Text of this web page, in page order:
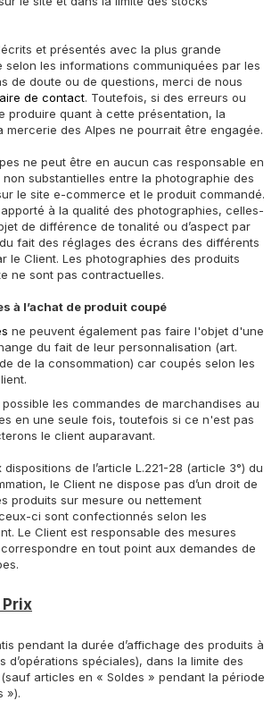
et présentés avec la plus grande
selon les informations communiquées par les
de doute ou de questions, merci de nous
de contact. Toutefois, si des erreurs ou
produire quant à cette présentation, la
mercerie des Alpes ne pourrait être engagée.
ne peut être en aucun cas responsable en
substantielles entre la photographie des
le site e-commerce et le produit commandé.
à la qualité des photographies, celles-
de différence de tonalité ou d’aspect par
fait des réglages des écrans des différents
le Client. Les photographies des produits
ne sont pas contractuelles.
à l’achat de produit coupé
ne peuvent également pas faire l'objet d'une
du fait de leur personnalisation (art.
de la consommation) car coupés selon les
les commandes de marchandises au
en une seule fois, toutefois si ce n'est pas
le client auparavant.
de l’article L.221-28 (article 3°) du
le Client ne dispose pas d’un droit de
produits sur mesure ou nettement
ci sont confectionnés selon les
Le Client est responsable des mesures
en tout point aux demandes de
pendant la durée d’affichage des produits à
d’opérations spéciales), dans la limite des
articles en « Soldes » pendant la période
»).